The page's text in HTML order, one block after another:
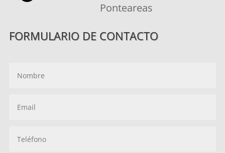
Ponteareas
FORMULARIO DE CONTACTO